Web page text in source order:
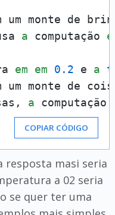
um monte de
a computação
em em 0.2 e a
um monte de
a computação
COPIAR CÓDIGO
resposta masi seria
a 02 seria
se quer ter uma